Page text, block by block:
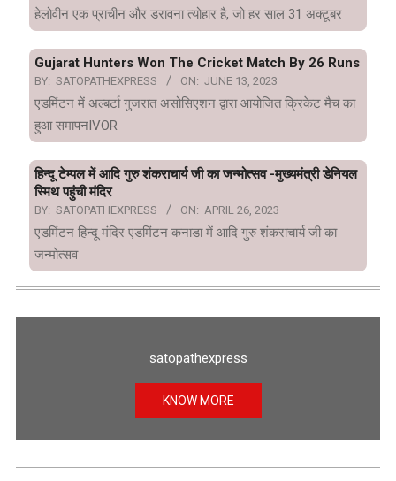
हेलोवीन एक प्राचीन और डरावना त्योहार है, जो हर साल 31 अक्टूबर
Gujarat Hunters Won The Cricket Match By 26 Runs
BY: SATOPATHEXPRESS ON: JUNE 13, 2023
एडमिंटन में अल्बर्टा गुजरात असोसिएशन द्वारा आयोजित क्रिकेट मैच का
हुआ समापनIVOR
हिन्दू टेम्पल में आदि गुरु शंकराचार्य जी का जन्मोत्सव -मुख्यमंत्री डेनियल
स्मिथ पहुंची मंदिर
BY: SATOPATHEXPRESS ON: APRIL 26, 2023
एडमिंटन हिन्दू मंदिर एडमिंटन कनाडा में आदि गुरु शंकराचार्य जी का
जन्मोत्सव
satopathexpress
KNOW MORE